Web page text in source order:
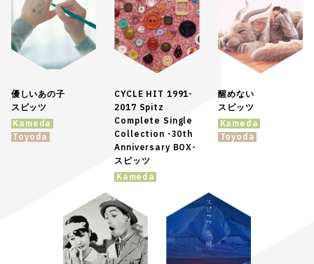
優しいあの子
スピッツ
Kameda
Toyoda
CYCLE HIT 1991-
2017 Spitz
Complete Single
Collection -30th
Anniversary BOX-
スピッツ
Kameda
醒めない
スピッツ
Kameda
Toyoda